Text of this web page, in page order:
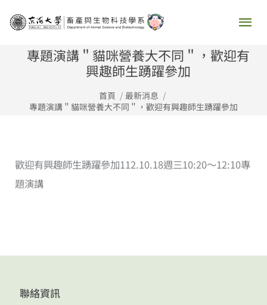
主
要
單
專題演講＂貓咪營養大不同＂，歡迎有
興趣師生踴躍參加
首頁
最新消息
專題演講＂貓咪營養大不同＂，歡迎有興趣師生踴躍參加
歡迎有興趣師生踴躍參加112.10.18週三10:20～12:10專
題演講
聯絡資訊